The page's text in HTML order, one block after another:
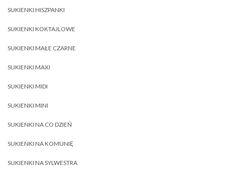
SUKIENKI HISZPANKI
SUKIENKI KOKTAJLOWE
SUKIENKI MAŁE CZARNE
SUKIENKI MAXI
SUKIENKI MIDI
SUKIENKI MINI
SUKIENKI NA CO DZIEŃ
SUKIENKI NA KOMUNIĘ
SUKIENKI NA SYLWESTRA